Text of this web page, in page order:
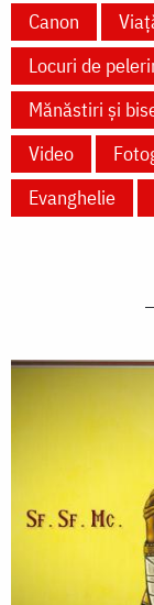
Canon
Locuri de
Mănăstiri și
Video
Evanghelie